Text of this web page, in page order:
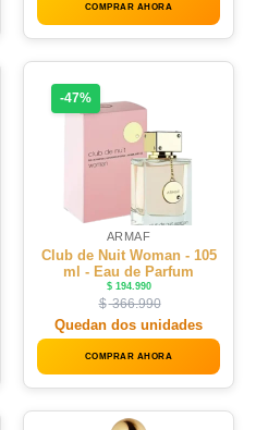
COMPRAR AHORA
-47%
ARMAF
Club de Nuit Woman - 105
ml - Eau de Parfum
$194.990
$366.990
Quedan dos unidades
COMPRAR AHORA